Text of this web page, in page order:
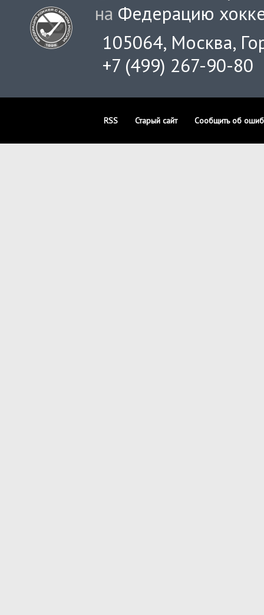
на Федерацию
105064, Москва,
+7 (499) 267-90-80
RSS Старый сайт Сообщить об